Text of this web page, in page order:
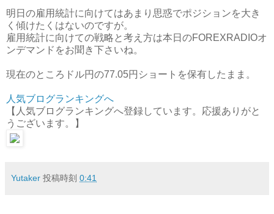
明日の雇用統計に向けてはあまり思惑でポジションを大き
く傾けたくはないのですが。
雇用統計に向けての戦略と考え方は本日のFOREXRADIOオ
ンデマンドをお聞き下さいね。
現在のところドル円の77.05円ショートを保有したまま。
人気ブログランキングへ
【人気ブログランキングへ登録しています。応援ありがと
うございます。】
Yutaker 投稿時刻 0:41